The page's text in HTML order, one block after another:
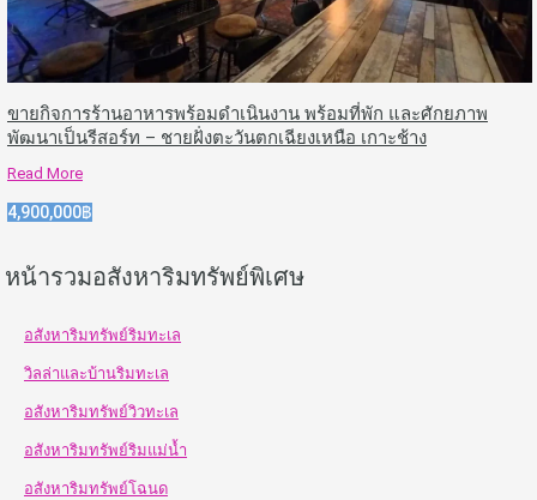
ขายกิจการร้านอาหารพร้อมดำเนินงาน พร้อมที่พัก และศักยภาพ
พัฒนาเป็นรีสอร์ท – ชายฝั่งตะวันตกเฉียงเหนือ เกาะช้าง
Read More
4,900,000฿
หน้ารวมอสังหาริมทรัพย์พิเศษ
อสังหาริมทรัพย์ริมทะเล
วิลล่าและบ้านริมทะเล
อสังหาริมทรัพย์วิวทะเล
อสังหาริมทรัพย์ริมแม่น้ำ
อสังหาริมทรัพย์โฉนด